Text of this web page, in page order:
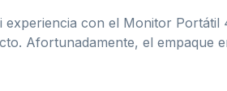
con el Monitor
Afortunadamente, el empaque